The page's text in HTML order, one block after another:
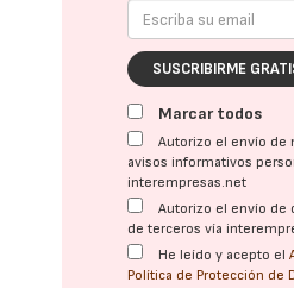
SUSCRIBIRME
Marcar todos
Autorizo el envío de
avisos informativos
interempresas.net
Autorizo el envío de
de terceros vía
He leído y acepto el
Política de Protección de